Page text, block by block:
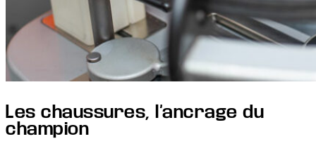
Les chaussures, l’ancrage du
champion